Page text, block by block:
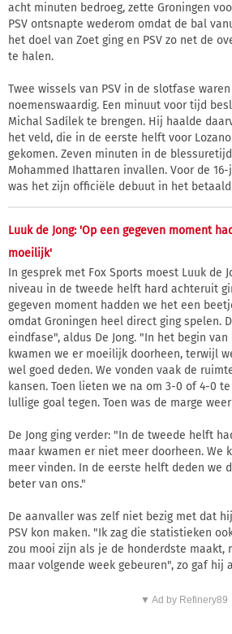
acht minuten bedroeg, zette Groningen
PSV ontsnapte wederom omdat de bal
het doel van Zoet ging en PSV zo net de
te halen.
Twee wissels van PSV in de slotfase
noemenswaardig. Een minuut voor tijd
Michal Sadílek te brengen. Hij haalde
het veld, die in de eerste helft voor
gekomen. Zeven minuten in de
Mohammed Ihattaren invallen. Voor de
was het zijn officiële debuut in het
Luuk de Jong: 'Op een gegeven moment
moeilijk'
In gesprek met Fox Sports moest Luuk de
niveau in de tweede helft hard achteruit
gegeven moment hadden we het een
omdat Groningen heel direct ging spelen.
eindfase", aldus De Jong. "In het begin
kwamen we er moeilijk doorheen, terwijl
wel goed deden. We vonden vaak de
kansen. Toen lieten we na om 3-0 of 4-0
lullige goal tegen. Toen was de marge
De Jong ging verder: "In de tweede helft
maar kwamen er niet meer doorheen. We
meer vinden. In de eerste helft deden we
beter van ons."
De aanvaller was zelf niet bezig met dat
PSV kon maken. "Ik zag die statistieken
zou mooi zijn als je de honderdste maakt,
maar volgende week gebeuren", zo gaf hij
▼ Ad by Refinery89